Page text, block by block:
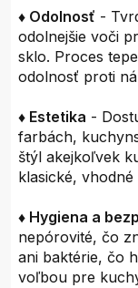
♦ Odolnosť -
odolnejšie voči
sklo. Proces
odolnosť proti
♦ Estetika -
farbách,
štýl akejkoľvek
klasické,
♦ Hygiena a
nepórovité, čo
ani baktérie, čo
voľbou pre